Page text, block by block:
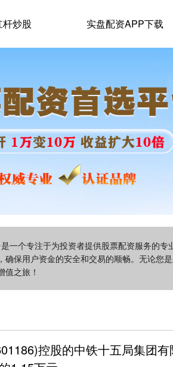
杆炒股 实盘配资APP下载
一个专注于为投资者提供股票配资服务的
保用户资金的安全和交易的顺畅。无论您
之旅！
控股的中铁十五局集团有